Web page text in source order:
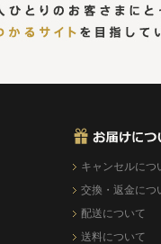
キャンセルにつ
交換・返金につ
配送について
送料について